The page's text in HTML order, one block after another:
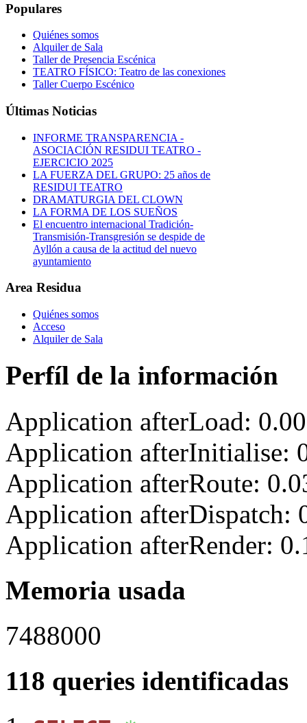
Populares
Quiénes somos
Alquiler de Sala
Taller de Presencia Escénica
TEATRO FÍSICO: Teatro de las conexiones
Taller Cuerpo Escénico
Últimas Noticias
INFORME TRANSPARENCIA -
ASOCIACIÓN RESIDUI TEATRO -
EJERCICIO 2025
LA FUERZA DEL GRUPO: 25 años de
RESIDUI TEATRO
DRAMATURGIA DEL CLOWN
LA FORMA DE LOS SUEÑOS
El encuentro internacional Tradición-
Transmisión-Transgresión se despide de
Ayllón a causa de la actitud del nuevo
ayuntamiento
Area Residua
Quiénes somos
Acceso
Alquiler de Sala
Perfíl de la información
Application afterLoad:
Application afterInitialise:
Application afterRoute:
Application afterDispatch:
Application afterRender:
Memoria usada
7488000
118 queries identificadas